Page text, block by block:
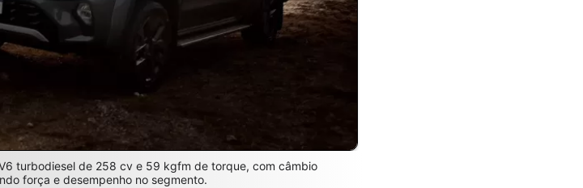
turbodiesel de 258 cv e 59 kgfm de torque, com câmbio
força e desempenho no segmento.